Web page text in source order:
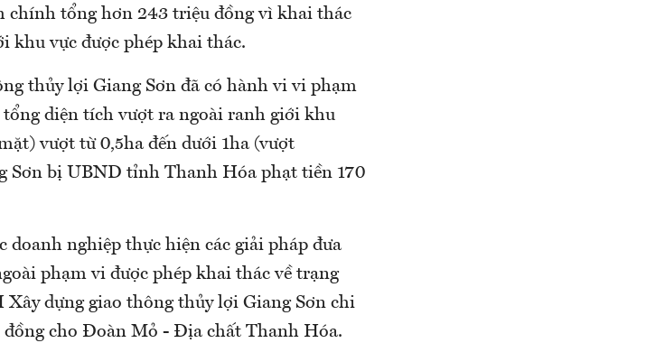
chính tổng hơn 243 triệu đồng vì khai thác
khu vực được phép khai thác.
thủy lợi Giang Sơn đã có hành vi vi phạm
diện tích vượt ra ngoài ranh giới khu
vượt từ 0,5ha đến dưới 1ha (vượt
Sơn bị UBND tỉnh Thanh Hóa phạt tiền 170
nghiệp thực hiện các giải pháp đưa
phạm vi được phép khai thác về trạng
dựng giao thông thủy lợi Giang Sơn chi
cho Đoàn Mỏ - Địa chất Thanh Hóa.